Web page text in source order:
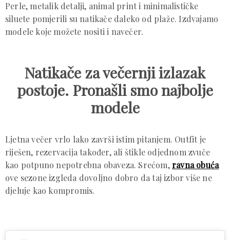
Perle, metalik detalji, animal print i minimalističke
siluete pomjerili su natikače daleko od plaže. Izdvajamo
modele koje možete nositi i navečer.
Natikače za večernji izlazak
postoje. Pronašli smo najbolje
modele
Ljetna večer vrlo lako završi istim pitanjem. Outfit je
riješen, rezervacija također, ali štikle odjednom zvuče
kao potpuno nepotrebna obaveza. Srećom,ravna obuća
ove sezone izgleda dovoljno dobro da taj izbor više ne
djeluje kao kompromis.